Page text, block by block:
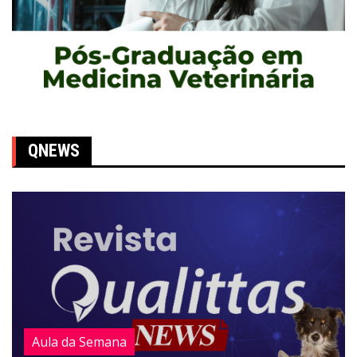
QNEWS
Aula da Semana